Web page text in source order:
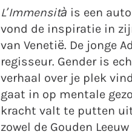
L’Immensità is een
vond de inspiratie in
van Venetië. De jonge
regisseur. Gender is
verhaal over je plek
gaat in op mentale
kracht valt te putten
zowel de Gouden